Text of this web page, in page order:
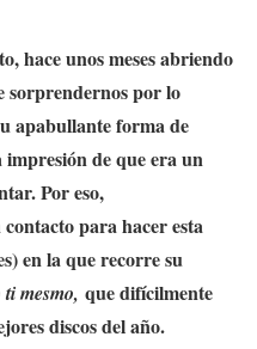
hace unos meses abriendo
sorprendernos por lo
apabullante forma de
de que era un
Por eso,
para hacer esta
en la que recorre su
mesmo, que difícilmente
discos del año.